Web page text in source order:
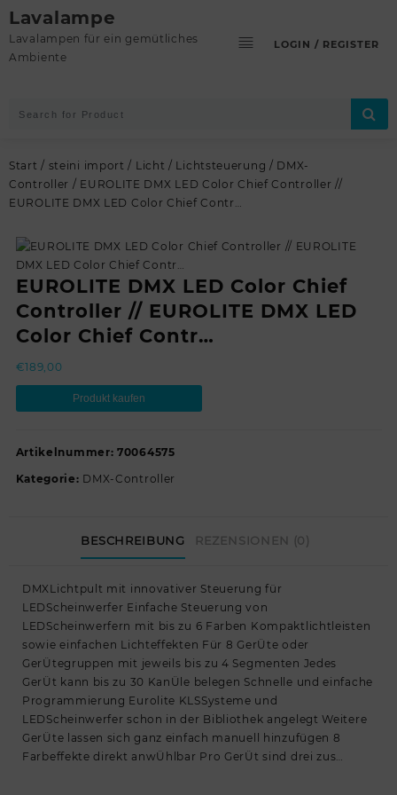
Skip
to
content
Lavalampe
Lavalampen für ein gemütliches
Ambiente
LOGIN / REGISTER
Start / steini import / Licht / Lichtsteuerung / DMX-
Controller / EUROLITE DMX LED Color Chief Controller //
EUROLITE DMX LED Color Chief Contr…
EUROLITE DMX LED Color Chief
Controller // EUROLITE DMX LED
Color Chief Contr…
€189,00
Produkt kaufen
Artikelnummer: 70064575
Kategorie: DMX-Controller
BESCHREIBUNG REZENSIONEN (0)
DMXLichtpult mit innovativer Steuerung für
LEDScheinwerfer Einfache Steuerung von
LEDScheinwerfern mit bis zu 6 Farben Kompaktlichtleisten
sowie einfachen Lichteffekten Für 8 GerÜte oder
GerÜtegruppen mit jeweils bis zu 4 Segmenten Jedes
GerÜt kann bis zu 30 KanÜle belegen Schnelle und einfache
Programmierung Eurolite KLSSysteme und
LEDScheinwerfer schon in der Bibliothek angelegt Weitere
GerÜte lassen sich ganz einfach manuell hinzufügen 8
Farbeffekte direkt anwÜhlbar Pro GerÜt sind drei zus…